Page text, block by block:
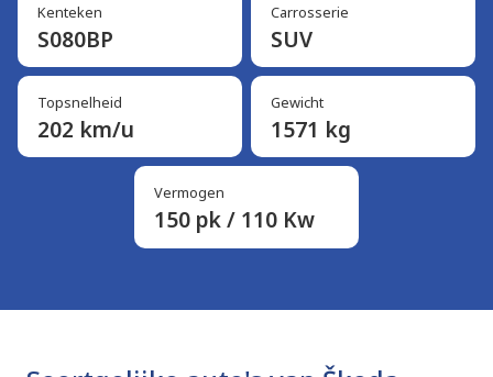
Kenteken
S080BP
Carrosserie
SUV
Topsnelheid
202 km/u
Gewicht
1571 kg
Vermogen
150 pk / 110 Kw